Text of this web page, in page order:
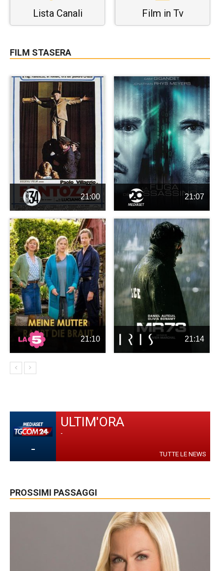
Lista Canali Film in Tv
FILM STASERA
21:00 21:07
21:10 21:14
-
ULTIM'ORA
-
TUTTE LE NEWS
PROSSIMI PASSAGGI